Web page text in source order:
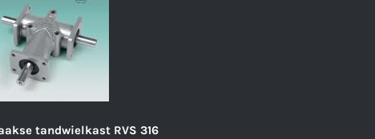
tandwielkast RVS 316